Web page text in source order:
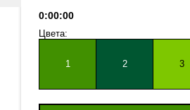
0:00:00
Цвета:
1 2 3